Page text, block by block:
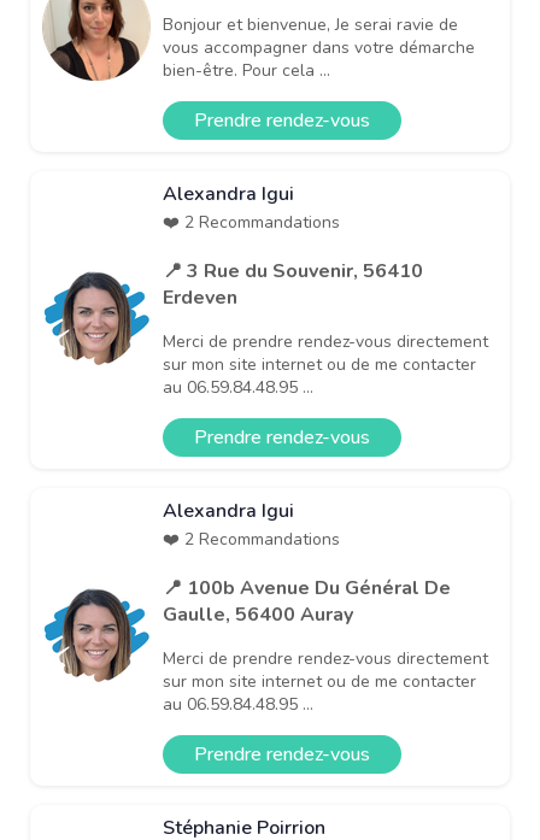
Bonjour et bienvenue, Je serai ravie de
vous accompagner dans votre démarche
bien-être. Pour cela ...
Prendre rendez-vous
Alexandra Igui
❤️ 2 Recommandations
📍 3 Rue du Souvenir, 56410
Erdeven
Merci de prendre rendez-vous directement
sur mon site internet ou de me contacter
au 06.59.84.48.95 ...
Prendre rendez-vous
Alexandra Igui
❤️ 2 Recommandations
📍 100b Avenue Du Général De
Gaulle, 56400 Auray
Merci de prendre rendez-vous directement
sur mon site internet ou de me contacter
au 06.59.84.48.95 ...
Prendre rendez-vous
Stéphanie Poirrion